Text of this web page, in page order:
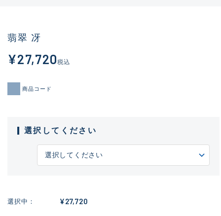
翡翠 冴
¥27,720税込
商品コード
選択してください
選択中 ¥27,720